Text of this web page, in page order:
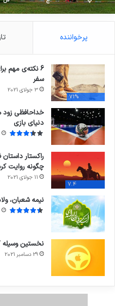
پرخواننده
71%
6 نکته‌ی مهم
سفر
3 جولای 2021
خداحافظی زود
دنیای بازی
7.4
راکستار
چگونه روایت
11 جولای 2021
نیمه شعبان،
نخستین وسیله
29 دسامبر 2021